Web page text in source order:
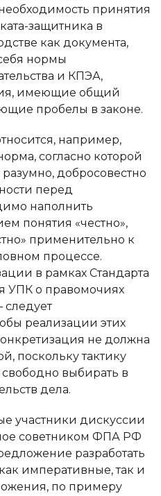
принятия
защитника в
как документа,
нормы
и КПЭА,
имеющие общий
пробелы в законе.
например,
согласно которой
добросовестно
перед
наполнить
понятия «честно»,
применительно к
процессе.
в рамках Стандарта
УПК о правомочиях
следует
реализации этих
не должна
поскольку тактику
выбирать в
дела.
участники дискуссии
советником ФПА РФ
разработать
императивные, так и
по примеру